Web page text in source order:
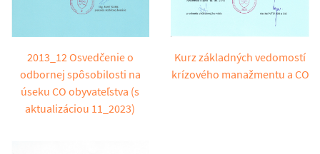
2013_12 Osvedčenie o
odbornej spôsobilosti na
úseku CO obyvateľstva (s
aktualizáciou 11_2023)
Kurz základných vedomostí
krízového manažmentu a CO